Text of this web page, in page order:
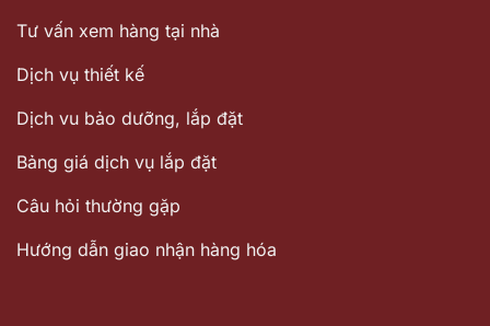
Tư vấn xem hàng tại nhà
Dịch vụ thiết kế
Dịch vu bảo dưỡng, lắp đặt
Bảng giá dịch vụ lắp đặt
Câu hỏi thường gặp
Hướng dẫn giao nhận hàng hóa